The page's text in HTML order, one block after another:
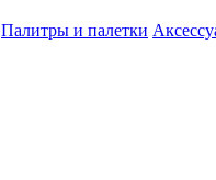
Палитры и палетки